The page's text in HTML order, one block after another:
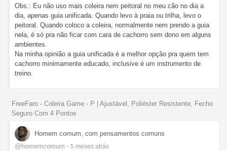
Obs.: Eu não uso mais coleira nem peitoral no meu cão no dia a
dia, apenas guia unificada. Quando levo à praia ou trilha, levo o
peitoral. Quando coloco a coleira, normalmente nem prendo a guia
nela, é só pra não ficar com cara de cachorro sem dono em alguns
ambientes.
Na minha opinião a guia unificada é a melhor opção pra quem tem
cachorro minimamente educado, inclusive é um instrumento de
treino.
FreeFaro - Coleira Game - P | Ajustável, Poliéster Resistente, Fecho
Seguro Com 4 Pontos
Homem comum, com pensamentos comuns
@homemcomum - 5 meses atrás